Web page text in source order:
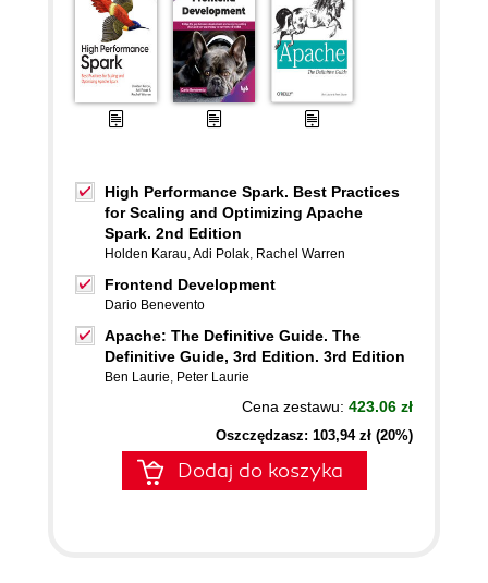
High Performance Spark. Best Practices
for Scaling and Optimizing Apache
Spark. 2nd Edition
Holden Karau,Adi Polak, Rachel Warren
Frontend Development
Dario Benevento
Apache: The Definitive Guide. The
Definitive Guide, 3rd Edition. 3rd Edition
Ben Laurie, Peter Laurie
Cena zestawu: 423.06 zł
Oszczędzasz: 103,94 zł (20%)
Dodaj do koszyka